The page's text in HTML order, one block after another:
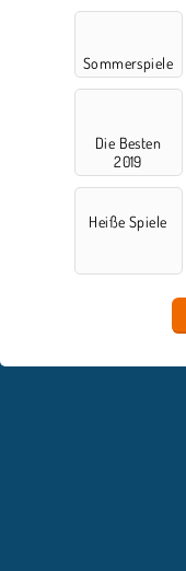
Sommerspiele
Die Besten
2019
Heiße Spiele